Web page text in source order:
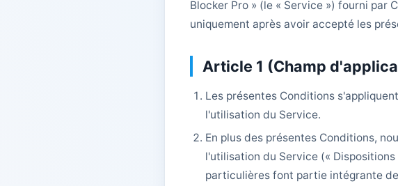
Blocker Pro » (le « Service ») fourni par
uniquement après avoir accepté les
Article 1 (Champ
Les présentes Conditions
l'utilisation du Service.
En plus des présentes Conditions,
l'utilisation du Service («
particulières font partie intégrante